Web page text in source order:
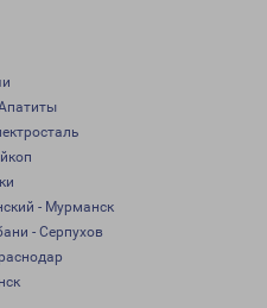
- Мурманск
- Серпухов